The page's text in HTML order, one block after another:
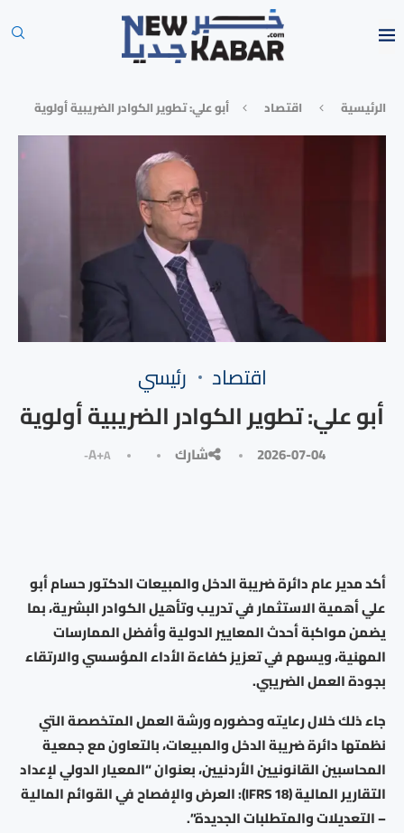
الرئيسية ⁠اقتصاد أبو علي: تطوير الكوادر الضريبية أولوية
⁠اقتصاد رئيسي
أبو علي: تطوير الكوادر الضريبية أولوية
2026-07-04 شارك A+A-
أكد مدير عام دائرة ضريبة الدخل والمبيعات الدكتور حسام أبو
علي أهمية الاستثمار في تدريب وتأهيل الكوادر البشرية، بما
يضمن مواكبة أحدث المعايير الدولية وأفضل الممارسات
المهنية، ويسهم في تعزيز كفاءة الأداء المؤسسي والارتقاء
بجودة العمل الضريبي.
جاء ذلك خلال رعايته وحضوره ورشة العمل المتخصصة التي
نظمتها دائرة ضريبة الدخل والمبيعات، بالتعاون مع جمعية
المحاسبين القانونيين الأردنيين، بعنوان “المعيار الدولي لإعداد
التقارير المالية (IFRS 18): العرض والإفصاح في القوائم المالية
– التعديلات والمتطلبات الجديدة”.